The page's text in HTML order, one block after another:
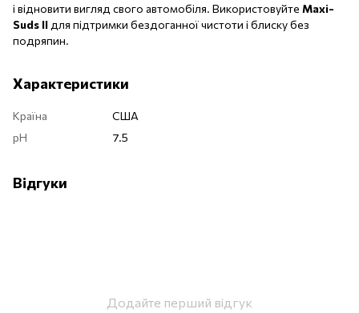
і відновити вигляд свого автомобіля. Використовуйте Maxi-
Suds II для підтримки бездоганної чистоти і блиску без
подряпин.
Характеристики
Країна
США
pH
7.5
Відгуки
Додайте перший відгук